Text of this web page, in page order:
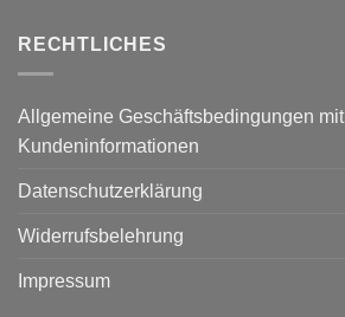
RECHTLICHES
Allgemeine Geschäftsbedingungen mit
Kundeninformationen
Datenschutzerklärung
Widerrufsbelehrung
Impressum